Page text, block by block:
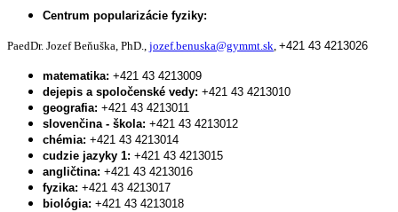
Centrum popularizácie fyziky:
PaedDr. Jozef Beňuška, PhD., jozef.benuska@gymmt.sk, +421 43 4213026
matematika: +421 43 4213009
dejepis a spoločenské vedy: +421 43 4213010
geografia: +421 43 4213011
slovenčina - škola: +421 43 4213012
chémia: +421 43 4213014
cudzie jazyky 1: +421 43 4213015
angličtina: +421 43 4213016
fyzika: +421 43 4213017
biológia: +421 43 4213018